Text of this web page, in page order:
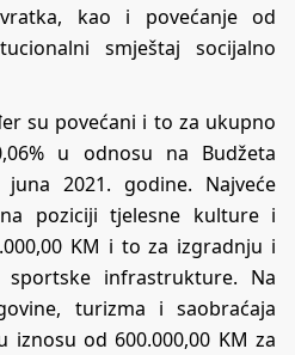
kao i povećanje od
smještaj socijalno
su povećani i to za ukupno
u odnosu na Budžeta
2021. godine. Najveće
poziciji tjelesne kulture i
KM i to za izgradnju i
infrastrukture. Na
turizma i saobraćaja
iznosu od 600.000,00 KM za